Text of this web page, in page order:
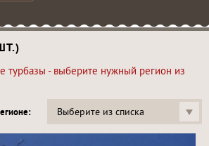
турбазы - выберите нужный регион из
Выберите из списка